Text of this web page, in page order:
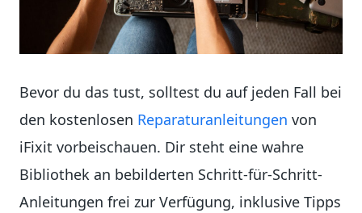
Bevor du das tust, solltest du auf jeden Fall bei
den kostenlosen Reparaturanleitungen von
iFixit vorbeischauen. Dir steht eine wahre
Bibliothek an bebilderten Schritt-für-Schritt-
Anleitungen frei zur Verfügung, inklusive Tipps